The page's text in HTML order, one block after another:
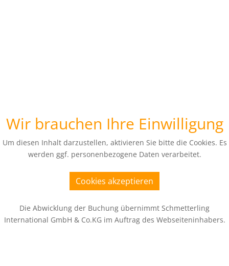
Wir brauchen Ihre Einwilligung
Um diesen Inhalt darzustellen, aktivieren Sie bitte die Cookies. Es
werden ggf. personenbezogene Daten verarbeitet.
Cookies akzeptieren
Die Abwicklung der Buchung übernimmt Schmetterling
International GmbH & Co.KG im Auftrag des Webseiteninhabers.